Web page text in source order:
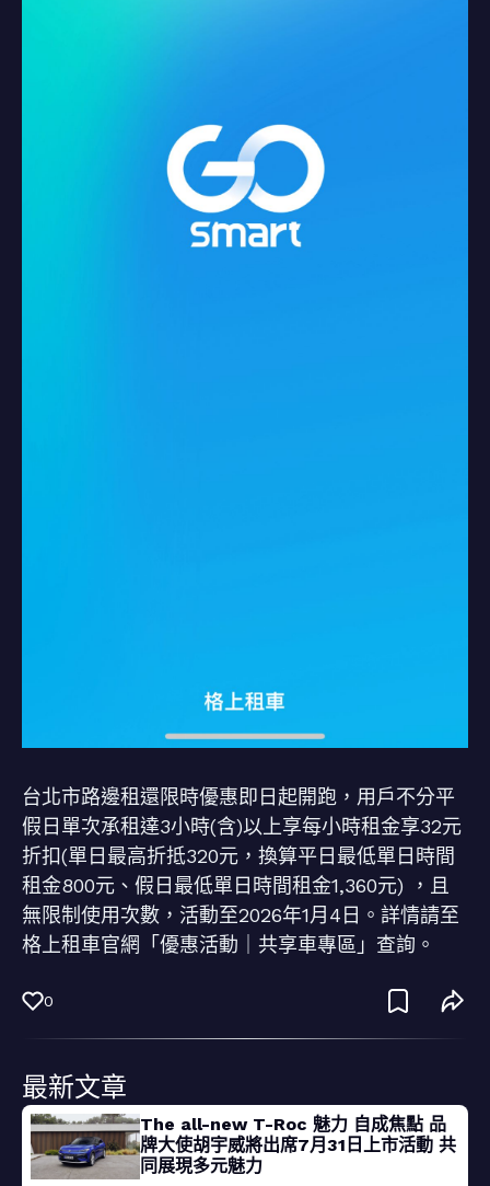
台北市路邊租還限時優惠即日起開跑，用戶不分平
假日單次承租達3小時(含)以上享每小時租金享32元
折扣(單日最高折抵320元，換算平日最低單日時間
租金800元、假日最低單日時間租金1,360元) ，且
無限制使用次數，活動至2026年1月4日。詳情請至
格上租車官網「優惠活動｜共享車專區」查詢。
0
最新文章
The all-new T-Roc 魅力 自成焦點 品
牌大使胡宇威將出席7月31日上市活動 共
同展現多元魅力